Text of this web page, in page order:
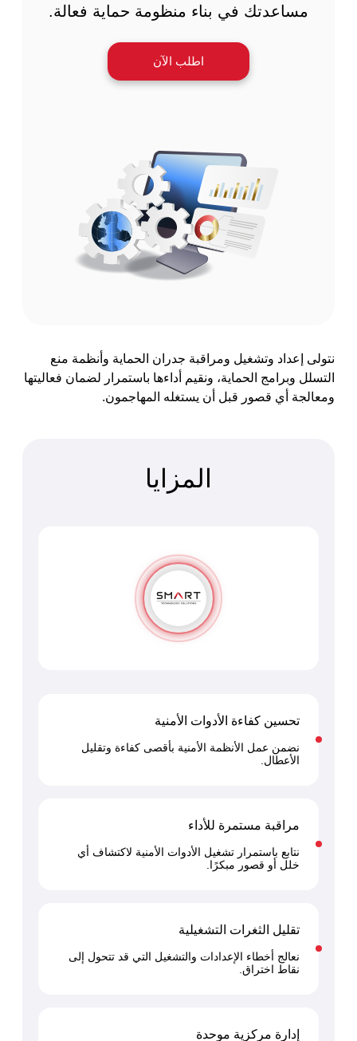
التقنية
الرقمية
مساعدتك في بناء منظومة حماية فعالة.
اطلب الآن
نتولى إعداد وتشغيل ومراقبة جدران الحماية وأنظمة منع
التسلل وبرامج الحماية، ونقيم أداءها باستمرار لضمان فعاليتها
ومعالجة أي قصور قبل أن يستغله المهاجمون.
المزايا
تحسين كفاءة الأدوات الأمنية
نضمن عمل الأنظمة الأمنية بأقصى كفاءة وتقليل
الأعطال.
مراقبة مستمرة للأداء
نتابع باستمرار تشغيل الأدوات الأمنية لاكتشاف أي
خلل أو قصور مبكرًا.
تقليل الثغرات التشغيلية
نعالج أخطاء الإعدادات والتشغيل التي قد تتحول إلى
نقاط اختراق.
إدارة مركزية موحدة